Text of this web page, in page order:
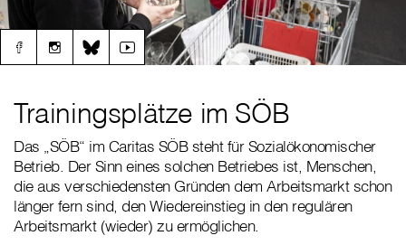
Trainingsplätze im SÖB
Das „SÖB“ im Caritas SÖB steht für Sozialökonomischer
Betrieb. Der Sinn eines solchen Betriebes ist, Menschen,
die aus verschiedensten Gründen dem Arbeitsmarkt schon
länger fern sind, den Wiedereinstieg in den regulären
Arbeitsmarkt (wieder) zu ermöglichen.